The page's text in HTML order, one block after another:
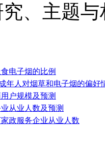
、主题
电子烟的比例
年人对烟草和电子烟的偏好
户规模及预测
从业人数及预测
政服务企业从业人数